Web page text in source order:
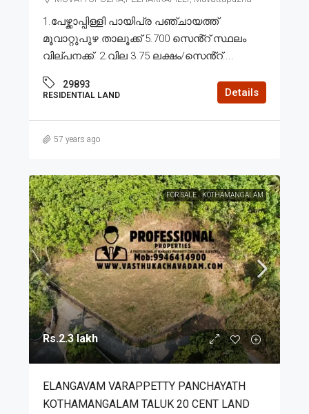
1.പേഴ്ക്കാപ്പിള്ളി പായിപ്ര പഞ്ചായത്ത്
മൂവാറ്റുപുഴ താലൂക്ക് 5.700 സെൻ്റ് സ്ഥലം
വില്പനക്ക്. 2.വില 3.75 ലക്ഷം/സെൻ്റ്....
29893
RESIDENTIAL LAND Details
57 years ago
FOR SALE KOTHAMANGALAM
Rs.2.3 lakh
ELANGAVAM VARAPPETTY PANCHAYATH
KOTHAMANGALAM TALUK 20 CENT LAND